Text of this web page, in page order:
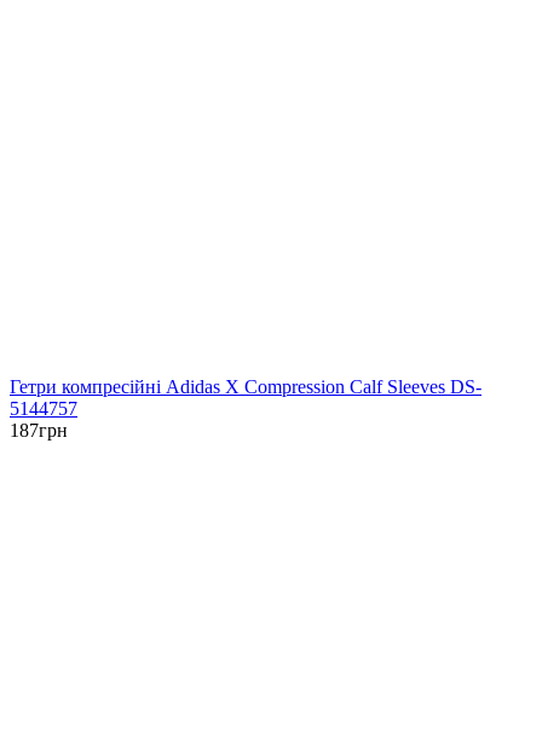
Гетри компресійні Adidas X Compression Calf Sleeves DS-
5144757
187грн